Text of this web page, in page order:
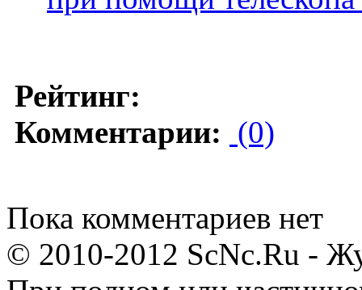
Рейтинг:
Комментарии: (0)
Пока комментариев нет
© 2010-2012 ScNc.Ru -